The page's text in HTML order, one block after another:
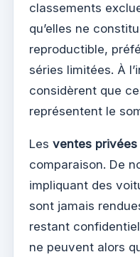
classements
qu’elles ne
reproductible,
séries limitées. À
considèrent que
représentent le
Les ventes privées
comparaison. De
impliquant des
sont jamais
restant
ne peuvent alors